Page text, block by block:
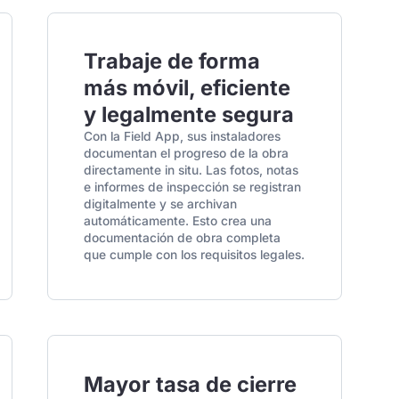
Trabaje de forma
más móvil, eficiente
y legalmente segura
Con la Field App, sus instaladores
documentan el progreso de la obra
directamente in situ. Las fotos, notas
e informes de inspección se registran
digitalmente y se archivan
automáticamente. Esto crea una
documentación de obra completa
que cumple con los requisitos legales.
Mayor tasa de cierre